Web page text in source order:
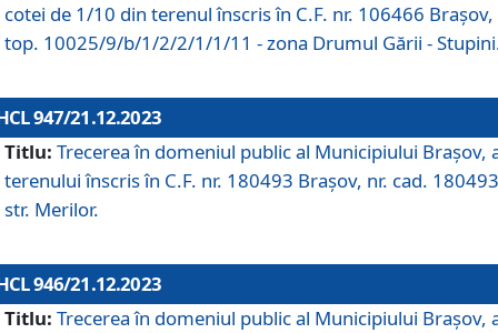
cotei de 1/10 din terenul înscris în C.F. nr. 106466 Brașov,
top. 10025/9/b/1/2/2/1/1/11 - zona Drumul Gării -
947/21.12.2023
Titlu: Trecerea în domeniul public al Municipiului Braşov,
terenului înscris în C.F. nr. 180493 Brașov, nr. cad.
str. Merilor.
946/21.12.2023
Titlu: Trecerea în domeniul public al Municipiului Braşov,